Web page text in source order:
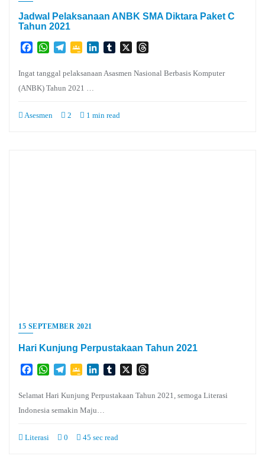
Jadwal Pelaksanaan ANBK SMA Diktara Paket C
Tahun 2021
FacebookWhatsApp
TelegramGoogleLinkedInTumblr
X
Ingat tanggal pelaksanaan Asasmen Nasional Berbasis Komputer
(ANBK) Tahun 2021 …
Asesmen 2 1 min read
15 SEPTEMBER 2021
Hari Kunjung Perpustakaan Tahun 2021
FacebookWhatsApp
TelegramGoogleLinkedInTumblr
X
Selamat Hari Kunjung Perpustakaan Tahun 2021, semoga Literasi
Indonesia semakin Maju…
Literasi 0 45 sec read